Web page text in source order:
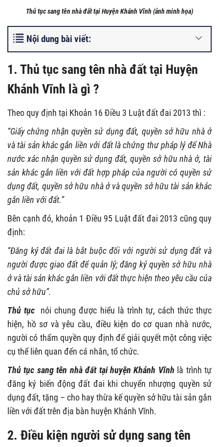
Thủ tục sang tên nhà đất tại Huyện Khánh Vĩnh (ảnh minh họa)
Nội dung bài viết:
1. Thủ tục sang tên nhà đất tại Huyện
Khánh Vĩnh là gì ?
Theo quy định tại Khoản 16 Điều 3 Luật đất đai 2013 thì :
“Giấy chứng nhận quyền sử dụng đất, quyền sở hữu nhà ở
và tài sản khác gắn liền với đất là chứng thư pháp lý để Nhà
nước xác nhận quyền sử dụng đất, quyền sở hữu nhà ở, tài
sản khác gắn liền với đất hợp pháp của người có quyền sử
dụng đất, quyền sở hữu nhà ở và quyền sở hữu tài sản khác
gắn liền với đất.”
Bên cạnh đó, khoản 1 Điều 95 Luật đất đai 2013 cũng quy
định:
“Đăng ký đất đai là bắt buộc đối với người sử dụng đất và
người được giao đất để quản lý; đăng ký quyền sở hữu nhà
ở và tài sản khác gắn liền với đất thực hiện theo yêu cầu của
chủ sở hữu”.
Thủ tục
nói chung được hiểu là trình tự, cách thức thực
hiện, hồ sơ và yêu cầu, điều kiện do cơ quan nhà nước,
người có thẩm quyền quy định để giải quyết một công việc
cụ thể liên quan đến cá nhân, tổ chức.
Thủ tục sang tên nhà đất tại huyện Khánh Vĩnh là trình tự
đăng ký biến động đất đai khi chuyển nhượng quyền sử
dụng đất, tặng – cho hay thừa kế quyền sở hữu tài sản gắn
liền với đất trên địa bàn huyện Khánh Vĩnh.
2. Điều kiện người sử dụng sang tên